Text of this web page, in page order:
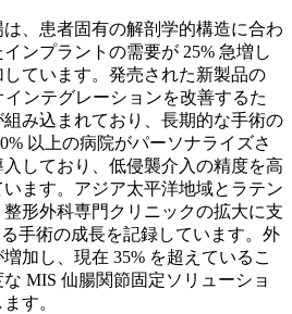
、患者固有の解剖学的構造に合わ
ンプラントの需要が 25% 急増し
ています。発売された新製品の
ンテグレーションを改善するた
み込まれており、長期的な手術の
以上の病院がパーソナライズさ
しており、低侵襲介入の精度を高
ます。アジア太平洋地域とラテン
形外科専門クリニックの拡大に支
手術の成長を記録しています。外
加し、現在 35% を超えているこ
MIS 仙腸関節固定ソリューショ
す。